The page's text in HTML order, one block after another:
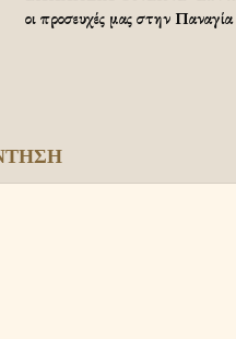
οι προσευχές μας στην Παναγία